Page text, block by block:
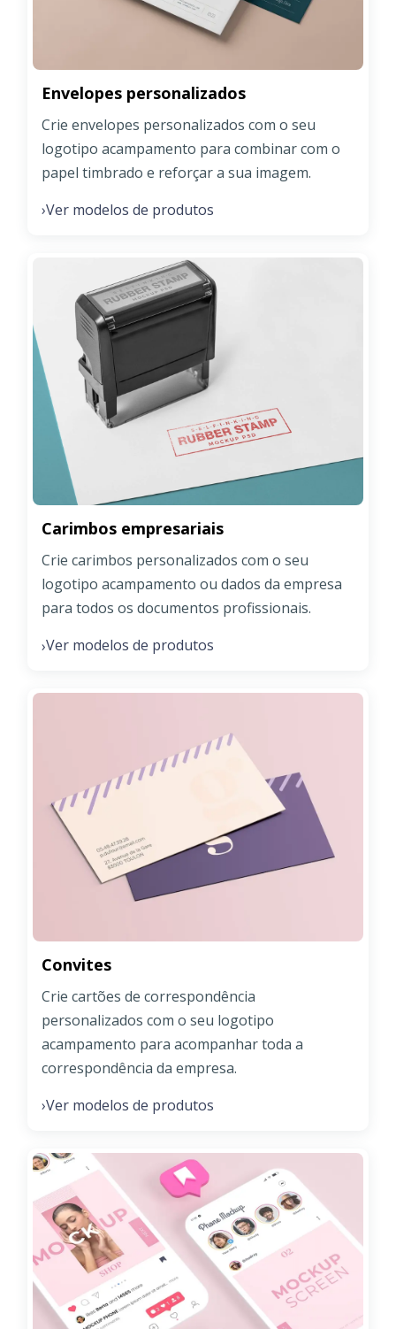
Envelopes personalizados
Crie envelopes personalizados com o seu
logotipo acampamento para combinar com o
papel timbrado e reforçar a sua imagem.
›Ver modelos de produtos
Carimbos empresariais
Crie carimbos personalizados com o seu
logotipo acampamento ou dados da empresa
para todos os documentos profissionais.
›Ver modelos de produtos
Convites
Crie cartões de correspondência
personalizados com o seu logotipo
acampamento para acompanhar toda a
correspondência da empresa.
›Ver modelos de produtos